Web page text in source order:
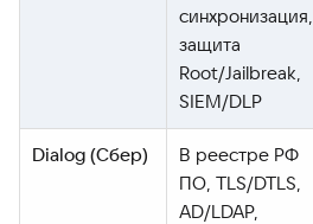
синхронизация,
защита
Root/Jailbreak,
SIEM/DLP
Dialog (Сбер)
В реестре РФ
ПО, TLS/DTLS,
AD/LDAP,